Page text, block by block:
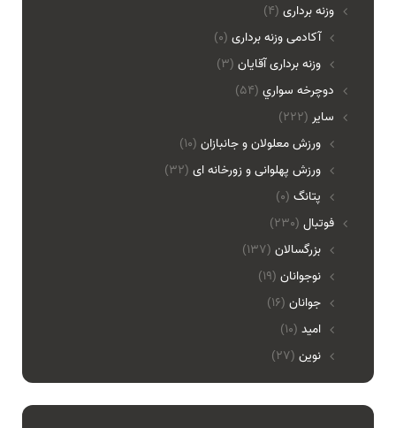
(4) وزنه برداری
آکادمی وزنه برداری (0)
وزنه برداری آقایان (3)
(54) دوچرخه سواري
(222) ساير
ورزش معلولان و جانبازان (10)
ورزش پهلوانی و زورخانه ای (32)
پتانگ (0)
(230) فوتبال
بزرگسالان (137)
نوجوانان (19)
جوانان (16)
امید (10)
نوین (27)